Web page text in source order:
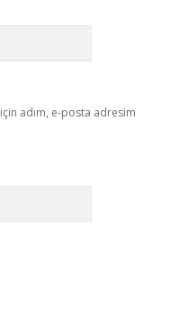
adım, e-posta adresim